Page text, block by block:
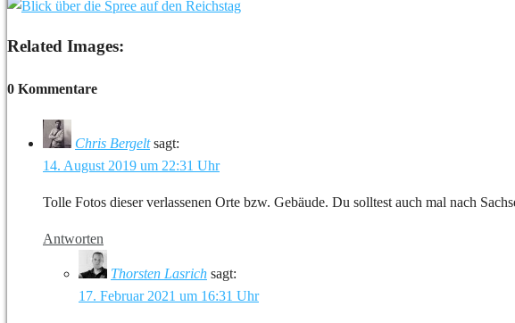
Related Images:
0 Kommentare
Chris Bergelt sagt:
14. August 2019 um 22:31 Uhr
Tolle Fotos dieser verlassenen Orte bzw. Gebäude. Du solltest auch mal nach
Antworten
Thorsten Lasrich sagt:
17. Februar 2021 um 16:31 Uhr